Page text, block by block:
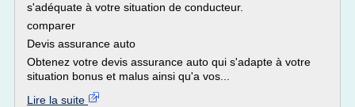
s'adéquate à votre situation de conducteur.
comparer
Devis assurance auto
Obtenez votre devis assurance auto qui s'adapte à votre
situation bonus et malus ainsi qu'a vos...
Lire la suite